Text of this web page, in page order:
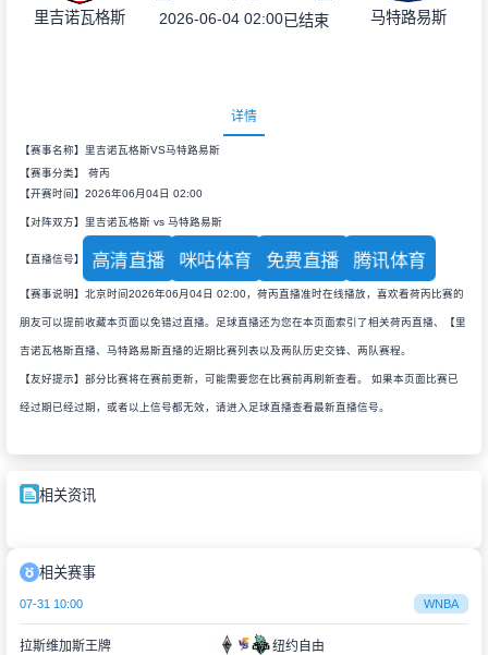
里吉诺瓦格斯 2026-06-04 02:00已结束 马特路易斯
详情
【赛事名称】里吉诺瓦格斯VS马特路易斯
【赛事分类】 荷丙
【开赛时间】2026年06月04日 02:00
【对阵双方】里吉诺瓦格斯 vs 马特路易斯
【直播信号】 高清直播 咪咕体育 免费直播 腾讯体育
【赛事说明】北京时间2026年06月04日 02:00，荷丙直播准时在线播放，喜欢看荷丙比赛的
朋友可以提前收藏本页面以免错过直播。足球直播还为您在本页面索引了相关荷丙直播、【里
吉诺瓦格斯直播、马特路易斯直播的近期比赛列表以及两队历史交锋、两队赛程。
【友好提示】部分比赛将在赛前更新，可能需要您在比赛前再刷新查看。 如果本页面比赛已
经过期已经过期，或者以上信号都无效，请进入足球直播查看最新直播信号。
相关资讯
相关赛事
07-31 10:00 WNBA
拉斯维加斯王牌 纽约自由